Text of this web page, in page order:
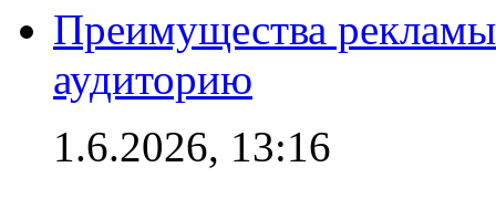
Преимущества
аудиторию
1.6.2026, 13:16